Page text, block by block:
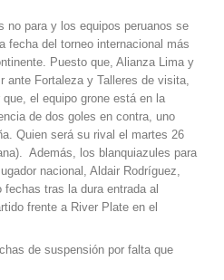
no para y los equipos peruanos se
fecha del torneo internacional más
Puesto que, Alianza Lima y
ante Fortaleza y Talleres de visita,
el equipo grone está en la
de dos goles en contra, uno
Quien será su rival el martes 26
Además, los blanquiazules para
nacional, Aldair Rodríguez
tras la dura entrada al
frente a River Plate en el